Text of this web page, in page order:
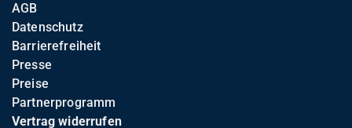
AGB
Datenschutz
Barrierefreiheit
Presse
Preise
Partnerprogramm
Vertrag widerrufen